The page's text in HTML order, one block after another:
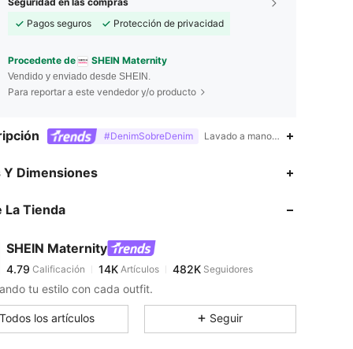
Pagos seguros
Protección de privacidad
Procedente de SHEIN Maternity
Vendido y enviado desde SHEIN.
Para reportar a este vendedor y/o producto
#DenimSobreDenim Lavado a mano o limpieza en
Y Dimensiones
La Tienda
SHEIN Maternity
4.79
4.79 Calificación 14KArtículos
k***7pagó Hace 1 día
4.79 14K 482K
tu estilo con cada outfit.
Todos los artículos Seguir